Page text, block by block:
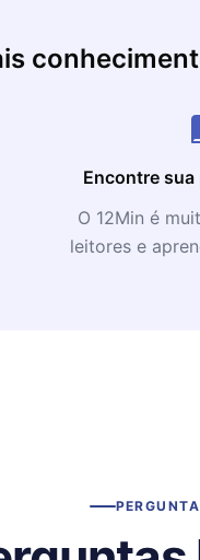
Encontre
O 12Min é
leitores e